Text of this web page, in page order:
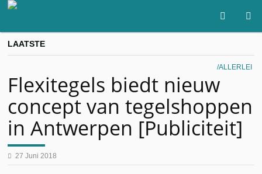
LAATSTE
ALLERLEI
Flexitegels biedt nieuw
concept van tegelshoppen
in Antwerpen [Publiciteit]
27 Juni 2018